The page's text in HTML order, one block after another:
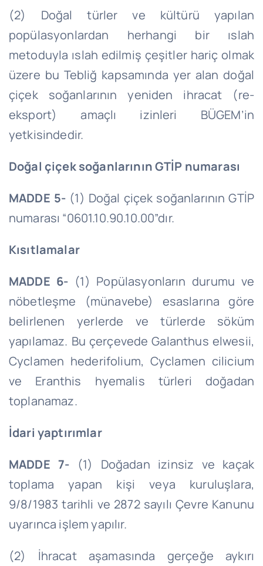
(2) Doğal türler ve kültürü yapılan
popülasyonlardan herhangi bir ıslah
metoduyla ıslah edilmiş çeşitler hariç olmak
üzere bu Tebliğ kapsamında yer alan doğal
çiçek soğanlarının yeniden ihracat (re-
eksport) amaçlı izinleri BÜGEM’in
yetkisindedir.
Doğal çiçek soğanlarının GTİP numarası
MADDE 5- (1) Doğal çiçek soğanlarının GTİP
numarası “0601.10.90.10.00”dır.
Kısıtlamalar
MADDE 6- (1) Popülasyonların durumu ve
nöbetleşme (münavebe) esaslarına göre
belirlenen yerlerde ve türlerde söküm
yapılamaz. Bu çerçevede Galanthus elwesii,
Cyclamen hederifolium, Cyclamen cilicium
ve Eranthis hyemalis türleri doğadan
toplanamaz.
İdari yaptırımlar
MADDE 7- (1) Doğadan izinsiz ve kaçak
toplama yapan kişi veya kuruluşlara,
9/8/1983 tarihli ve 2872 sayılı Çevre Kanunu
uyarınca işlem yapılır.
(2) İhracat aşamasında gerçeğe aykırı